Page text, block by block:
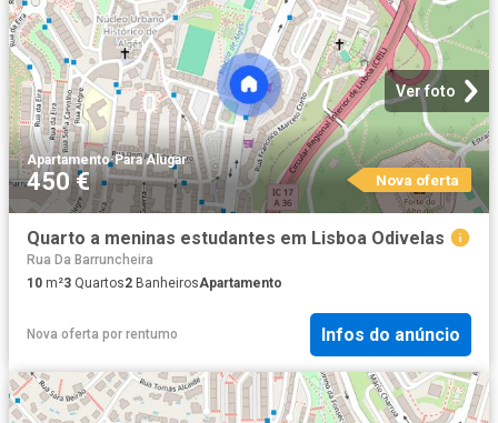
Ver foto
Apartamento·Para Alugar
450 € Nova oferta
Quarto a meninas estudantes em Lisboa Odivelas
Rua Da Barruncheira
10 m²3 Quartos2 BanheirosApartamento
Nova oferta por rentumo Infos do anúncio